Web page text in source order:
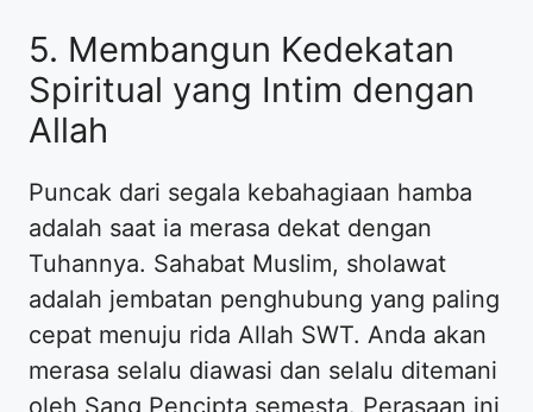
5. Membangun Kedekatan
Spiritual yang Intim dengan
Allah
Puncak dari segala kebahagiaan hamba
adalah saat ia merasa dekat dengan
Tuhannya. Sahabat Muslim, sholawat
adalah jembatan penghubung yang paling
cepat menuju rida Allah SWT. Anda akan
merasa selalu diawasi dan selalu ditemani